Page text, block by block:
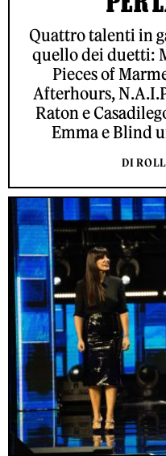
Quattro talenti in
quello dei duetti:
Pieces of
Afterhours,
Raton e
Emma e Blind
DI